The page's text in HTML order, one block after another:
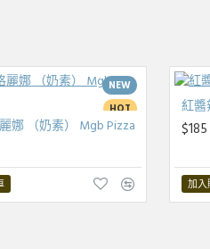
NEW
HOT
娜 （奶素） Mgb Pizza
紅醬
$185
加入